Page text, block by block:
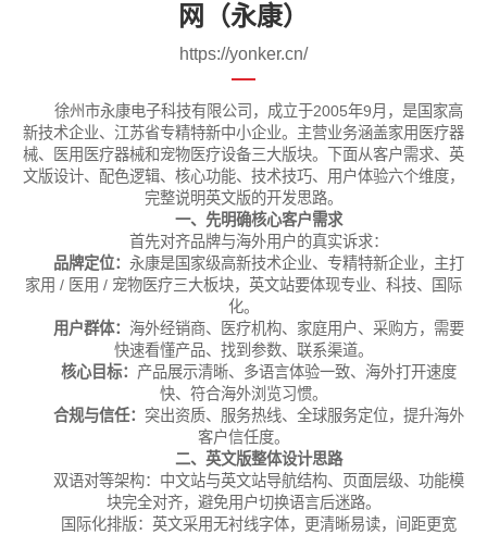
网（永康）
https://yonker.cn/
徐州市永康电子科技有限公司，成立于2005年9月，是国家高
新技术企业、江苏省专精特新中小企业。主营业务涵盖家用医疗器
械、医用医疗器械和宠物医疗设备三大版块。下面从客户需求、英
文版设计、配色逻辑、核心功能、技术技巧、用户体验六个维度，
完整说明英文版的开发思路。
一、先明确核心客户需求
首先对齐品牌与海外用户的真实诉求：
品牌定位：永康是国家级高新技术企业、专精特新企业，主打
家用 / 医用 / 宠物医疗三大板块，英文站要体现专业、科技、国际
化。
用户群体： 海外经销商、医疗机构、家庭用户、采购方，需要
快速看懂产品、找到参数、联系渠道。
核心目标： 产品展示清晰、多语言体验一致、海外打开速度
快、符合海外浏览习惯。
合规与信任：突出资质、服务热线、全球服务定位，提升海外
客户信任度。
二、英文版整体设计思路
双语对等架构： 中文站与英文站导航结构、页面层级、功能模
块完全对齐，避免用户切换语言后迷路。
国际化排版：英文采用无衬线字体，更清晰易读，间距更宽